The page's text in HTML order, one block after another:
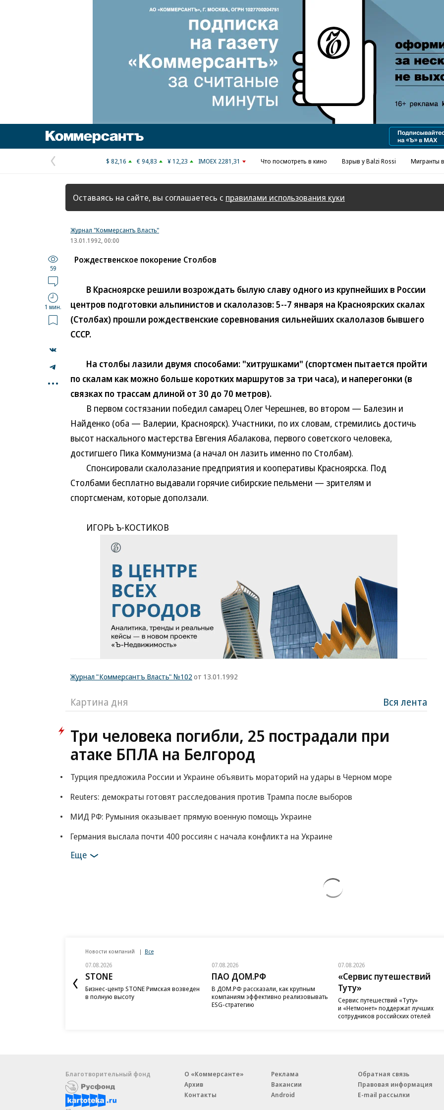
Предыдущая
страница
$ 82,16 € 94,83 ¥ 12,23 IMOEX 2281,31 Что посмотреть в кино Взрыв у Balzi Rossi Мигранты
Оставаясь на сайте, вы соглашаетесь с правилами использования куки
Журнал "Коммерсантъ Власть"
13.01.1992, 00:00
59
1 мин.
...
Рождественское покорение Столбов
В Красноярске решили возрождать былую славу одного из крупнейших в России
центров подготовки альпинистов и скалолазов: 5--7 января на Красноярских скалах
(Столбах) прошли рождественские соревнования сильнейших скалолазов бывшего
СССР.
На столбы лазили двумя способами: "хитрушками" (спортсмен пытается пройти
по скалам как можно больше коротких маршрутов за три часа), и наперегонки (в
связках по трассам длиной от 30 до 70 метров).
В первом состязании победил самарец Олег Черешнев, во втором — Балезин и
Найденко (оба — Валерии, Красноярск). Участники, по их словам, стремились достичь
высот наскального мастерства Евгения Абалакова, первого советского человека,
достигшего Пика Коммунизма (а начал он лазить именно по Столбам).
Спонсировали скалолазание предприятия и кооперативы Красноярска. Под
Столбами бесплатно выдавали горячие сибирские пельмени — зрителям и
спортсменам, которые доползали.
ИГОРЬ Ъ-КОСТИКОВ
Журнал "Коммерсантъ Власть" №102 от 13.01.1992
Картина дня Вся лента
Три человека погибли, 25 пострадали при
атаке БПЛА на Белгород
Турция предложила России и Украине объявить мораторий на удары в Черном море
Reuters: демократы готовят расследования против Трампа после выборов
МИД РФ: Румыния оказывает прямую военную помощь Украине
Германия выслала почти 400 россиян с начала конфликта на Украине
Еще
Новости компаний Все
07.08.2026
STONE
Бизнес-центр STONE Римская возведен
в полную высоту
07.08.2026
ПАО ДОМ.РФ
В ДОМ.РФ рассказали, как крупным
компаниям эффективно реализовывать
ESG-стратегию
07.08.2026
«Сервис путешествий
Туту»
Сервис путешествий «Туту»
и «Нетмонет» поддержат лучших
сотрудников российских отелей
Благотворительный фонд
О «Коммерсанте»
Архив
Контакты
Реклама
Вакансии
Android
Обратная связь
Правовая информация
E-mail рассылки